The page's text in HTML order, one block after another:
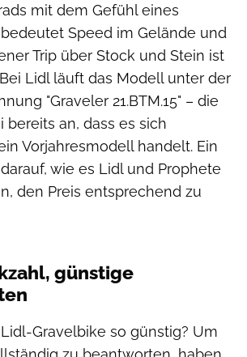
mit dem Gefühl eines
bedeutet Speed im Gelände und
Trip über Stock und Stein ist
Lidl läuft das Modell unter der
"Graveler 21.BTM.15" – die
bereits an, dass es sich
Vorjahresmodell handelt. Ein
wie es Lidl und Prophete
den Preis entsprechend zu
günstige
Gravelbike so günstig? Um